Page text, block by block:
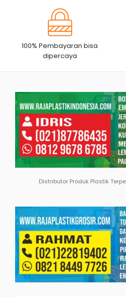
100% Pembayaran bisa
dipercaya
Distributor Produk Plastik